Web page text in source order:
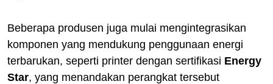
Beberapa produsen juga mulai mengintegrasikan
komponen yang mendukung penggunaan energi
terbarukan, seperti printer dengan sertifikasi Energy
Star, yang menandakan perangkat tersebut